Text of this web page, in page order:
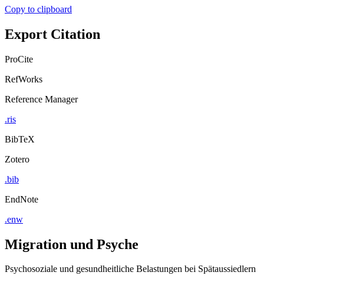
Copy to clipboard
Export Citation
ProCite
RefWorks
Reference Manager
.ris
BibTeX
Zotero
.bib
EndNote
.enw
Migration und Psyche
Psychosoziale und gesundheitliche Belastungen bei Spätaussiedlern